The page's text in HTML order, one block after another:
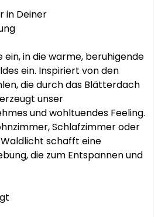
in Deiner
ein, in die warme, beruhigende
ein. Inspiriert von den
die durch das Blätterdach
unser
und wohltuendes Feeling.
Schlafzimmer oder
schafft eine
die zum Entspannen und